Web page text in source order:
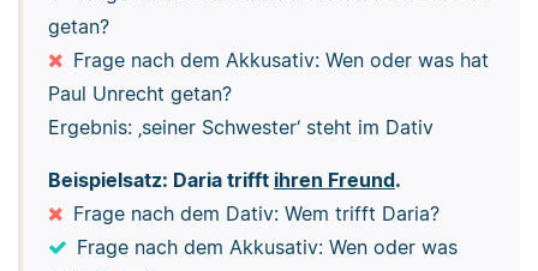
getan?
Frage nach dem Akkusativ: Wen oder was hat
Paul Unrecht getan?
Ergebnis: ‚seiner Schwester‘ steht im Dativ
Beispielsatz: Daria trifft ihren Freund.
Frage nach dem Dativ: Wem trifft Daria?
Frage nach dem Akkusativ: Wen oder was